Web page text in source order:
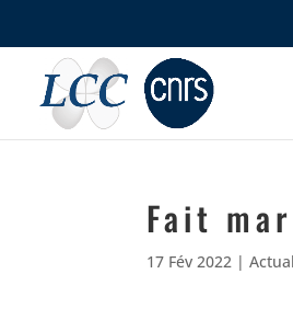
Fait
17 Fév 2022 |